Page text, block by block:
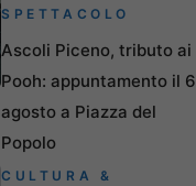
SPETTACOLO
Ascoli Piceno, tributo ai
Pooh: appuntamento il 6
agosto a Piazza del
Popolo
CULTURA &